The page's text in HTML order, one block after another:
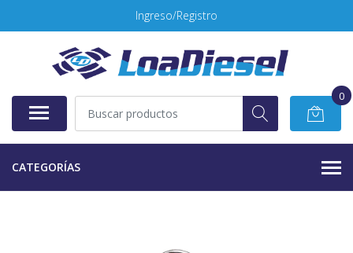
Ingreso/Registro
0
CATEGORÍAS